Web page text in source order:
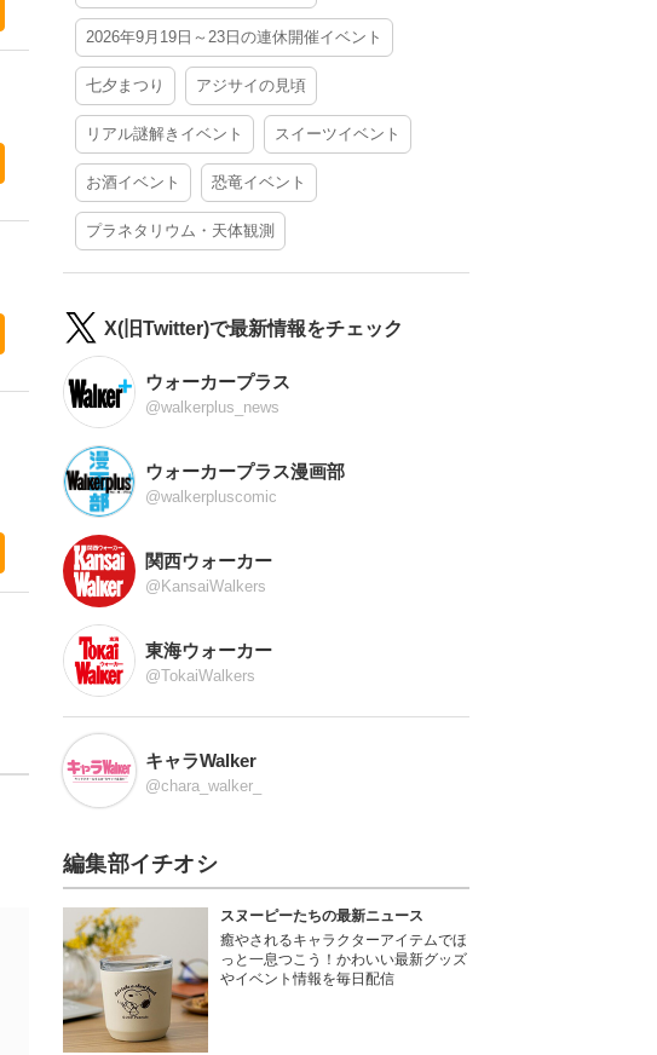
2026年9月19日～23日の連休開催イベント
七夕まつり アジサイの見頃
リアル謎解きイベント スイーツイベント
お酒イベント 恐竜イベント
プラネタリウム・天体観測
X(旧Twitter)で最新情報をチェック
ウォーカープラス
@walkerplus_news
ウォーカープラス漫画部
@walkerpluscomic
関西ウォーカー
@KansaiWalkers
東海ウォーカー
@TokaiWalkers
キャラWalker
@chara_walker_
編集部イチオシ
スヌーピーたちの最新ニュース
癒やされるキャラクターアイテムでほ
っと一息つこう！かわいい最新グッズ
やイベント情報を毎日配信